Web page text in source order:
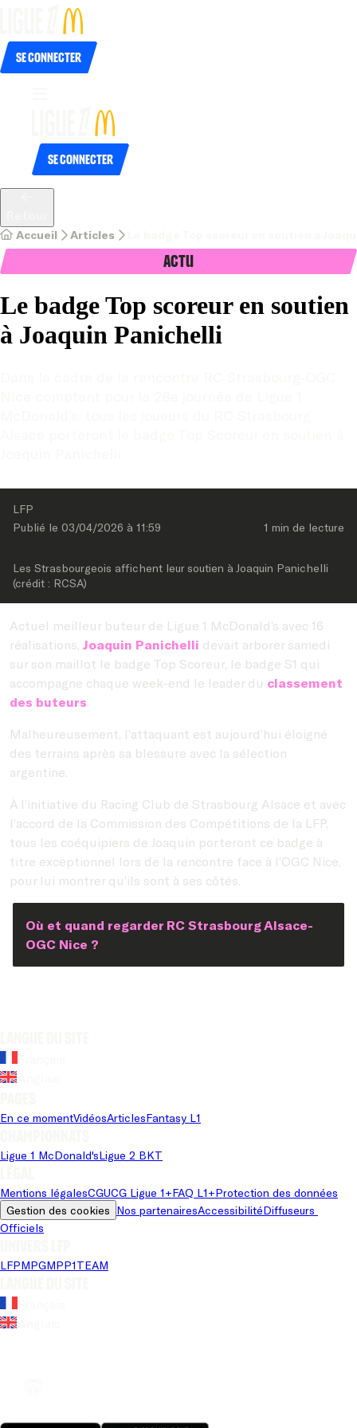
Se connecter
Se connecter
Accueil Articles
Actu
Le badge Top scoreur en soutien
à Joaquin Panichelli
LFP
Publié le 03/04/2026 à 11:59 1 min de lecture
Les Strasbourgeois affichent leur soutien à Joaquin Panichelli
(crédit : RCSA)
Actuel meilleur buteur de Ligue 1 McDonald’s avec 16
réalisations, Joaquin Panichelli devait arborer samedi
sur son maillot le badge Top Scoreur, le badge S1 qui
accompagne chaque week-end le leader du classement
des buteurs.
Malheureusement, l’attaquant est aujourd’hui éloigné
des terrains après sa blessure avec la sélection
argentine.
À l’initiative du Racing Club de Strasbourg Alsace et avec
l’accord de la Commission des Compétitions de la LFP,
tous les coéquipiers de Joaquin porteront ce badge à
titre exceptionnel lors de la rencontre face à l’OGC Nice,
pour lui montrer qu’ils sont à ses côtés.
Où et quand regarder RC Strasbourg Alsace-
OGC Nice ?
En ce momentVidéosArticlesFantasy L1
Ligue 1 McDonald'sLigue 2 BKT
Mentions légalesCGUCG Ligue 1+FAQ L1+Protection des données
Gestion des cookies Nos partenairesAccessibilitéDiffuseurs
Officiels
LFPMPGMPP1TEAM